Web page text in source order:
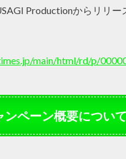
Productionからリリ
main/html/rd/p/
ンペーン概要について